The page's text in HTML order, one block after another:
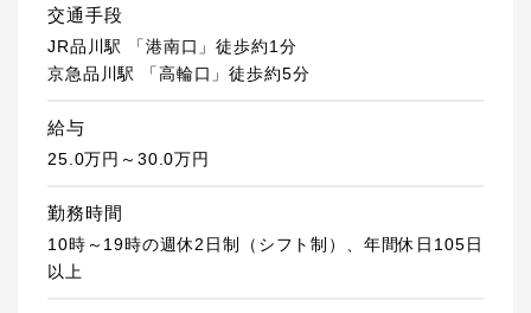
交通手段
JR品川駅 「港南口」徒歩約1分
京急品川駅 「高輪口」徒歩約5分
給与
25.0万円～30.0万円
勤務時間
10時～19時の週休2日制（シフト制）、年間休日105日
以上